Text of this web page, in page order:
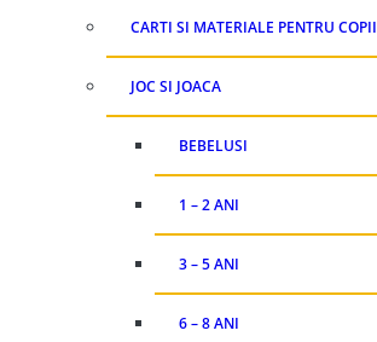
CARTI SI MATERIALE PENTRU COPII
JOC SI JOACA
BEBELUSI
1 – 2 ANI
3 – 5 ANI
6 – 8 ANI